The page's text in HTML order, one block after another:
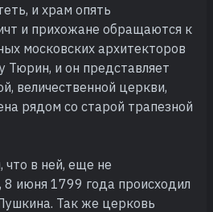
и храм опять
и прихожане обращаются к
московских архитекторов
Тюрин, и он представляет
величественной церкви,
рядом со старой трапезной
что в ней, еще не
8 июня 1799 года происходил
Так же церковь